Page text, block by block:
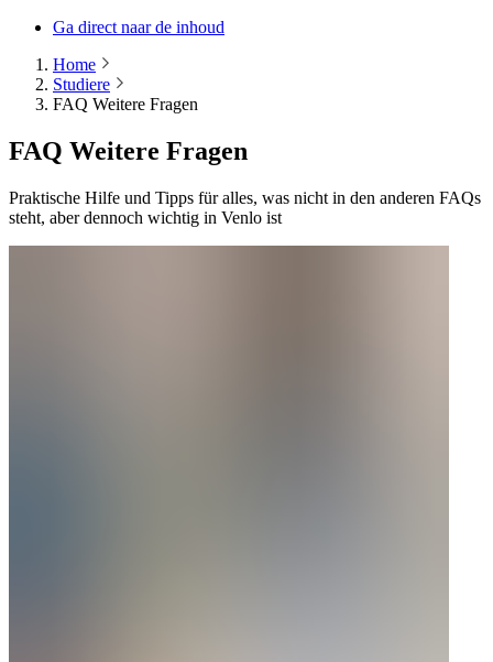
Ga direct naar de inhoud
Home
Studiere
FAQ Weitere Fragen
FAQ Weitere Fragen
Praktische Hilfe und Tipps für alles, was nicht in den anderen FAQs
steht, aber dennoch wichtig in Venlo ist